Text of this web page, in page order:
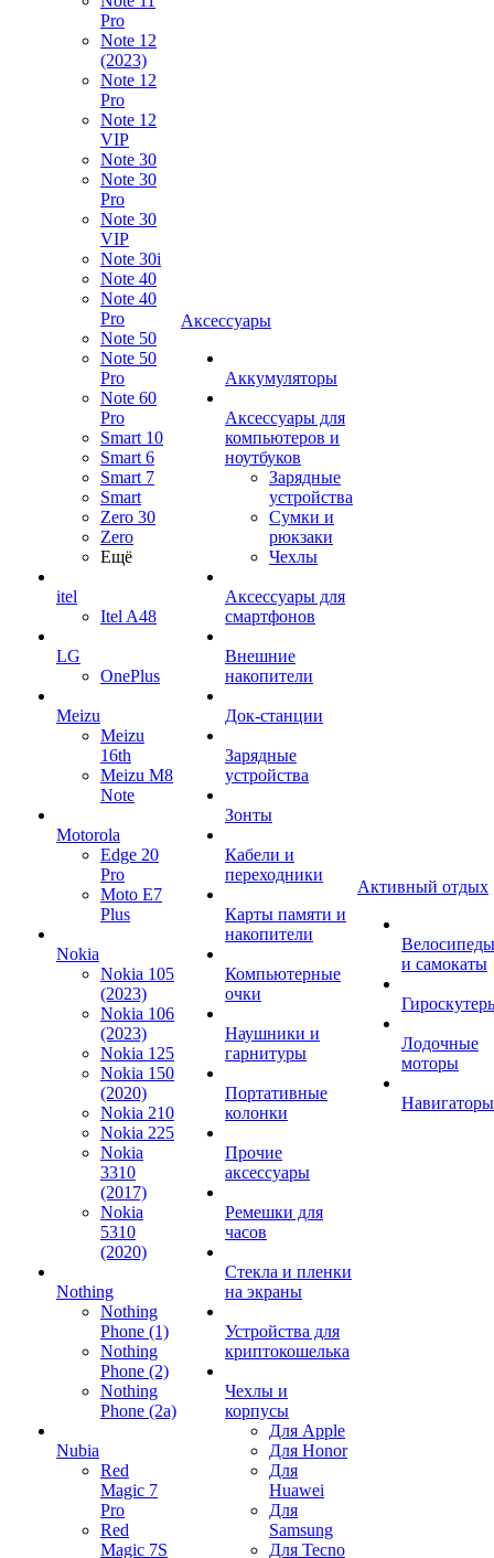
Pro
Note 12
(2023)
Note 12
Pro
Note 12
VIP
Note 30
Note 30
Pro
Note 30
VIP
Note 30i
Note 40
Note 40
Pro
Note 50
Note 50
Pro
Note 60
Pro
Smart 10
Smart 6
Smart 7
Smart
Zero 30
Zero
Ещё
itel
Itel A48
LG
OnePlus
Meizu
Meizu
16th
Meizu M8
Note
Motorola
Edge 20
Pro
Moto E7
Plus
Nokia
Nokia 105
(2023)
Nokia 106
(2023)
Nokia 125
Nokia 150
(2020)
Nokia 210
Nokia 225
Nokia
3310
(2017)
Nokia
5310
(2020)
Nothing
Nothing
Phone (1)
Nothing
Phone (2)
Nothing
Phone (2a)
Nubia
Red
Magic 7
Pro
Red
Magic 7S
Аксессуары
Аккумуляторы
Аксессуары для
компьютеров и
ноутбуков
Зарядные
устройства
Сумки и
рюкзаки
Чехлы
Аксессуары для
смартфонов
Внешние
накопители
Док-станции
Зарядные
устройства
Зонты
Кабели и
переходники
Карты памяти и
накопители
Компьютерные
очки
Наушники и
гарнитуры
Портативные
колонки
Прочие
аксессуары
Ремешки для
часов
Стекла и пленки
на экраны
Устройства для
криптокошелька
Чехлы и
корпусы
Для Apple
Для Honor
Для
Huawei
Для
Samsung
Для Tecno
Активный отдых
Велосипеды
и самокаты
Лодочные
моторы
Навигаторы